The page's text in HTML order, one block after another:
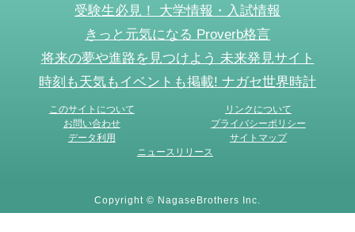
受験生必見！ 大学情報・入試情報
きっと元気になる Proverb格言
将来の夢や進路を見つけよう 未来発見サイト
時刻も天気もイベントも掲載! ナガセ世界時計
このサイトについて
リンクについて
お問い合わせ
プライバシーポリシー
データ利用
サイトマップ
ニュースリリース
Copyright © NagaseBrothers Inc.